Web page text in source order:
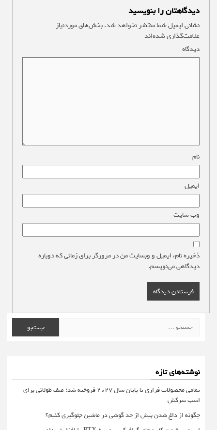
دیدگاهتان را بنویسید
نشانی ایمیل شما منتشر نخواهد شد.بخش‌های موردنیاز
علامت‌گذاری شده‌اند
دیدگاه
نام
ایمیل
وب‌ سایت
ذخیره نام، ایمیل و وبسایت من در مرورگر برای زمانی که دوباره
دیدگاهی می‌نویسم.
برای:
نوشته‌های تازه
تمامی محصولات فراری تا پایان سال ۲۰۲۷ فروخته شد؛ صف طولانی برای
اسب سرکش
چگونه از داغ شدن بیش از حد گوشی در ماشین جلوگیری کنیم؟